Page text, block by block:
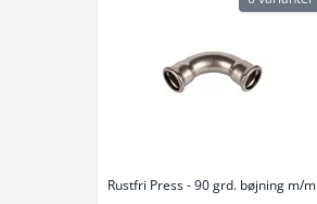
Rustfri Press - 90 grd. bøjning m/m